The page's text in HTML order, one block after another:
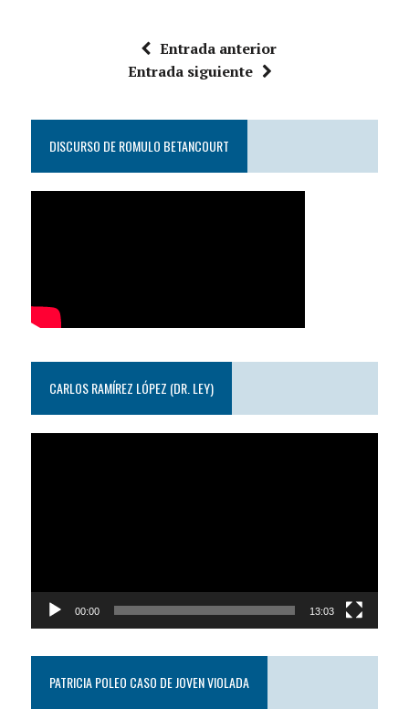
Entrada anterior
Entrada siguiente
DISCURSO DE ROMULO BETANCOURT
CARLOS RAMÍREZ LÓPEZ (DR. LEY)
00:00 13:03
PATRICIA POLEO CASO DE JOVEN VIOLADA